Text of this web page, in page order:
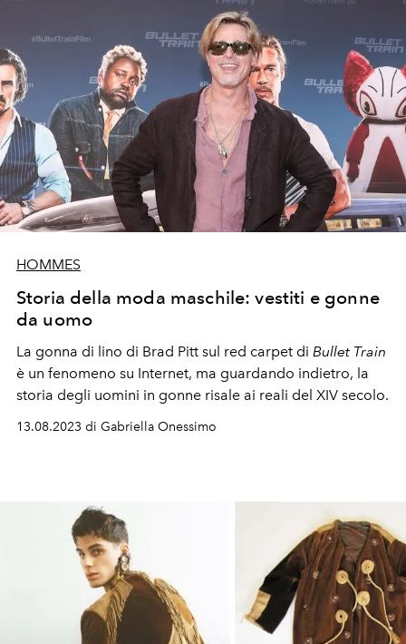
HOMMES
Storia della moda maschile: vestiti e gonne
da uomo
La gonna di lino di Brad Pitt sul red carpet di Bullet Train
è un fenomeno su Internet, ma guardando indietro, la
storia degli uomini in gonne risale ai reali del XIV secolo.
13.08.2023 di Gabriella Onessimo